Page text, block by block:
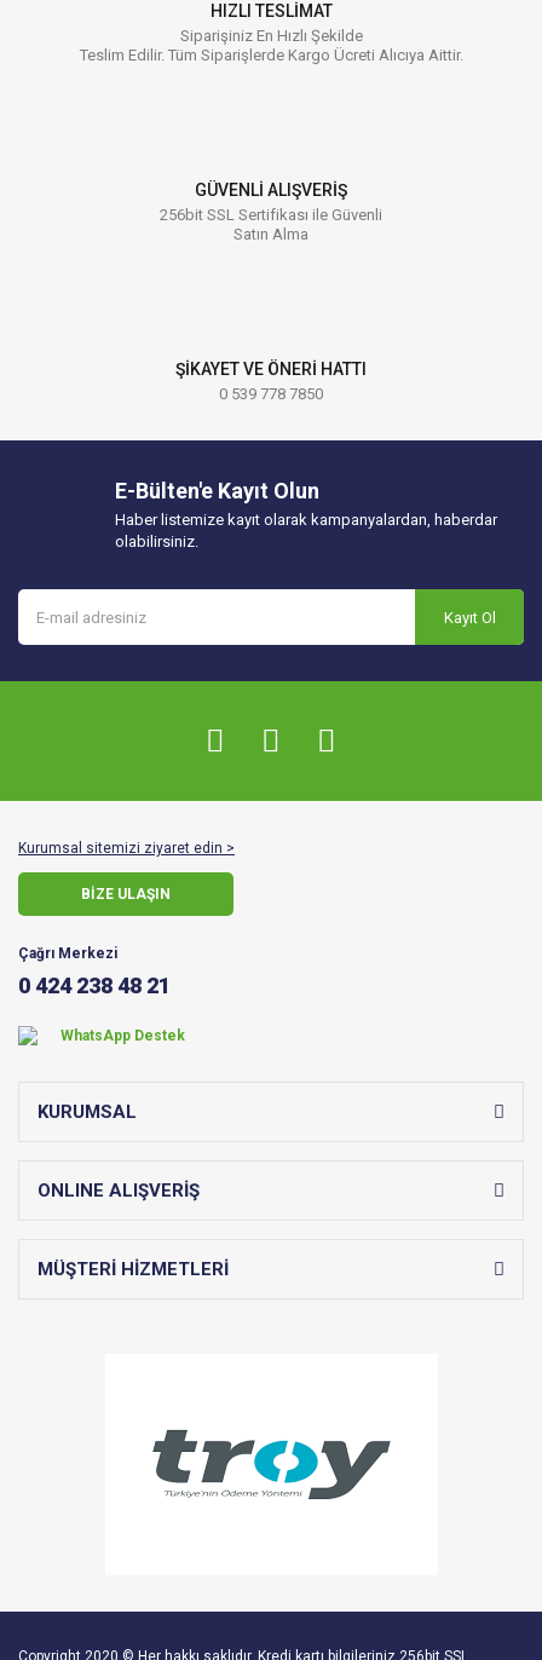
HIZLI TESLİMAT
Siparişiniz En Hızlı Şekilde
Teslim Edilir. Tüm Siparişlerde Kargo Ücreti Alıcıya Aittir.
GÜVENLİ ALIŞVERİŞ
256bit SSL Sertifikası ile Güvenli
Satın Alma
ŞİKAYET VE ÖNERİ HATTI
0 539 778 7850
E-Bülten'e Kayıt Olun
Haber listemize kayıt olarak kampanyalardan, haberdar
olabilirsiniz.
Kayıt Ol
Kurumsal sitemizi ziyaret edin >
BİZE ULAŞIN
Çağrı Merkezi
0 424 238 48 21
WhatsApp Destek
KURUMSAL
ONLINE ALIŞVERİŞ
MÜŞTERİ HİZMETLERİ
Copyright 2020 © Her hakkı saklıdır. Kredi kartı bilgileriniz 256bit SSL